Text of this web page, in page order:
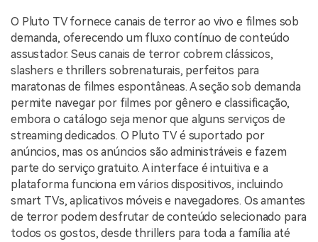
O Pluto TV fornece canais de terror ao vivo e filmes sob
demanda, oferecendo um fluxo contínuo de conteúdo
assustador. Seus canais de terror cobrem clássicos,
slashers e thrillers sobrenaturais, perfeitos para
maratonas de filmes espontâneas. A seção sob demanda
permite navegar por filmes por gênero e classificação,
embora o catálogo seja menor que alguns serviços de
streaming dedicados. O Pluto TV é suportado por
anúncios, mas os anúncios são administráveis e fazem
parte do serviço gratuito. A interface é intuitiva e a
plataforma funciona em vários dispositivos, incluindo
smart TVs, aplicativos móveis e navegadores. Os amantes
de terror podem desfrutar de conteúdo selecionado para
todos os gostos, desde thrillers para toda a família até